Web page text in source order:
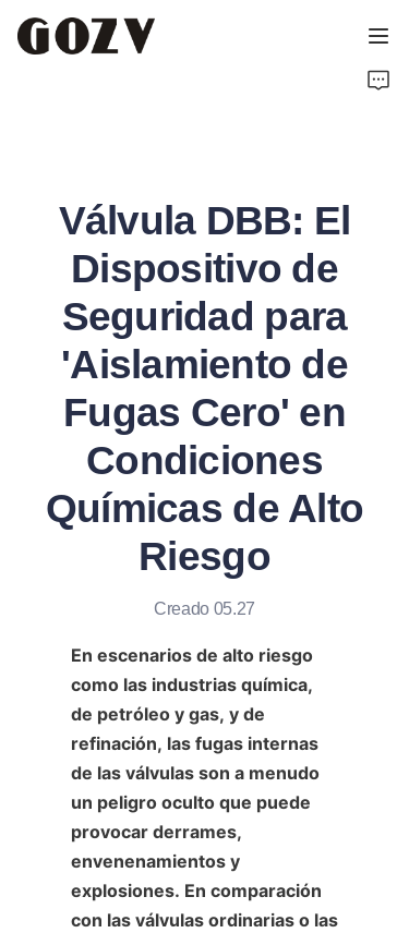
Válvula DBB: El
Dispositivo de
Seguridad para
'Aislamiento de
Fugas Cero' en
Condiciones
Químicas de Alto
Riesgo
Creado 05.27
En escenarios de alto riesgo
como las industrias química,
de petróleo y gas, y de
refinación, las fugas internas
de las válvulas son a menudo
un peligro oculto que puede
provocar derrames,
envenenamientos y
explosiones. En comparación
con las válvulas ordinarias o las
PRODUCTOS
CONTACTO
NOTICIAS
RECURSOS TÉCNICOS